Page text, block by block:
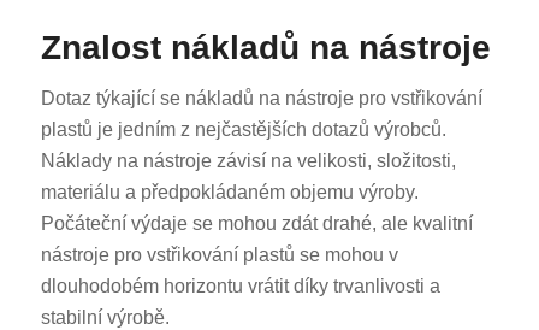
Znalost nákladů na nástroje
Dotaz týkající se nákladů na nástroje pro vstřikování
plastů je jedním z nejčastějších dotazů výrobců.
Náklady na nástroje závisí na velikosti, složitosti,
materiálu a předpokládaném objemu výroby.
Počáteční výdaje se mohou zdát drahé, ale kvalitní
nástroje pro vstřikování plastů se mohou v
dlouhodobém horizontu vrátit díky trvanlivosti a
stabilní výrobě.